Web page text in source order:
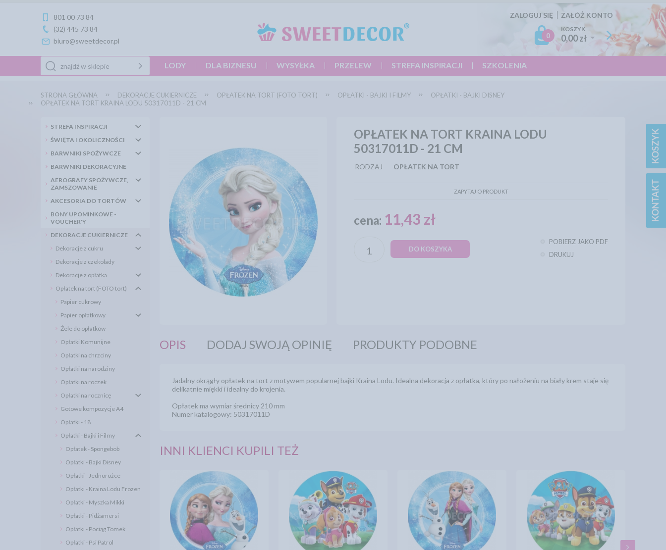
801 00 73 84
(32) 445 73 84
biuro@sweetdecor.pl
ZALOGUJ SIĘ ZAŁÓŻ KONTO
0
KOSZYK
0,00 zł
LODY DLA BIZNESU WYSYŁKA PRZELEW STREFA INSPIRACJI SZKOLENIA
STRONA GŁÓWNA DEKORACJE CUKIERNICZE OPŁATEK NA TORT (FOTO TORT) OPŁATKI - BAJKI I FILMY
OPŁATKI - BAJKI DISNEY
OPŁATEK NA TORT KRAINA LODU 50317011D - 21 CM
STREFA INSPIRACJI
ŚWIĘTA I OKOLICZNOŚCI
BARWNIKI SPOŻYWCZE
BARWNIKI DEKORACYJNE
AEROGRAFY SPOŻYWCZE,
ZAMSZOWANIE
AKCESORIA DO TORTÓW
BONY UPOMINKOWE -
VOUCHER'Y
DEKORACJE CUKIERNICZE
Dekoracje z cukru
Dekoracje z czekolady
Dekoracje z opłatka
Opłatek na tort (FOTO tort)
Papier cukrowy
Papier opłatkowy
Żele do opłatków
Opłatki Komunijne
Opłatki na chrzciny
Opłatki na narodziny
Opłatki na roczek
Opłatki na rocznicę
Gotowe kompozycje A4
Opłatki - 18
Opłatki - Bajki i Filmy
Opłatek - Spongebob
Opłatki - Bajki Disney
Opłatki - Jednorożce
Opłatki - Kraina Lodu Frozen
Opłatki - Myszka Mikki
Opłatki - Pidżamersi
Opłatki - Pociąg Tomek
Opłatki - Psi Patrol
OPŁATEK NA TORT KRAINA LODU
50317011D - 21 CM
RODZAJ OPŁATEK NA TORT
ZAPYTAJ O PRODUKT
cena: 11,43 zł
DO KOSZYKA
POBIERZ JAKO PDF
DRUKUJ
OPIS DODAJ SWOJĄ OPINIĘ PRODUKTY PODOBNE
Jadalny okrągły opłatek na tort z motywem popularnej bajki Kraina Lodu. Idealna dekoracja z opłatka, który po nałożeniu na biały krem staje się
delikatnie miękki i idealny do krojenia.
Opłatek ma wymiar średnicy 210 mm
Numer katalogowy: 50317011D
INNI KLIENCI KUPILI TEŻ